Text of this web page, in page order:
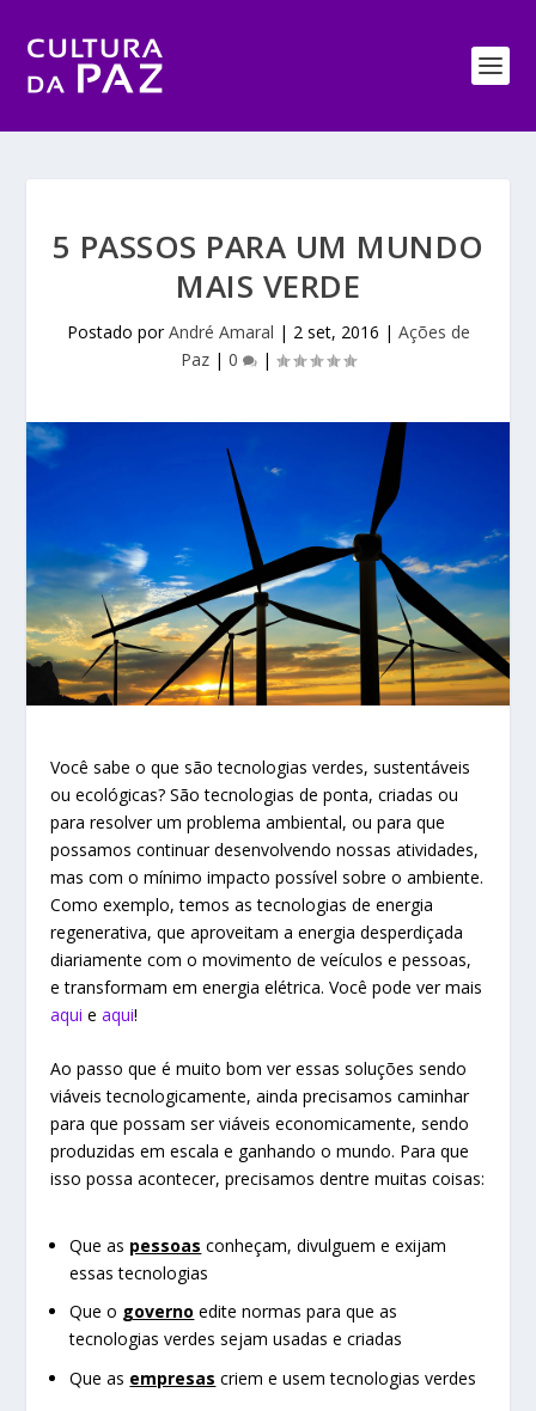
5 PASSOS PARA UM MUNDO
MAIS VERDE
Postado porAndré Amaral | 2 set, 2016 | Ações de
Paz | 0 |
Você sabe o que são tecnologias verdes, sustentáveis
ou ecológicas? São tecnologias de ponta, criadas ou
para resolver um problema ambiental, ou para que
possamos continuar desenvolvendo nossas atividades,
mas com o mínimo impacto possível sobre o ambiente.
Como exemplo, temos as tecnologias de energia
regenerativa, que aproveitam a energia desperdiçada
diariamente com o movimento de veículos e pessoas,
e transformam em energia elétrica. Você pode ver mais
aqui eaqui!
Ao passo que é muito bom ver essas soluções sendo
viáveis tecnologicamente, ainda precisamos caminhar
para que possam ser viáveis economicamente, sendo
produzidas em escala e ganhando o mundo. Para que
isso possa acontecer, precisamos dentre muitas coisas:
Que as pessoas conheçam, divulguem e exijam
essas tecnologias
Que o governo edite normas para que as
tecnologias verdes sejam usadas e criadas
Que as empresas criem e usem tecnologias verdes